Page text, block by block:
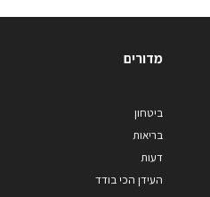
מדורים
ביטחון
בריאות
דעות
העידן הכי בודד